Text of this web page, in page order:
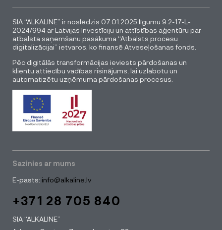
SIA “ALKALINE” ir noslēdzis 07.01.2025 līgumu 9.2-17-L-
2024/994 ar Latvijas Investīciju un attīstības aģentūru par
atbalsta saņemšanu pasākuma “Atbalsts procesu
digitalizācijai” ietvaros, ko finansē Atveseļošanas fonds.
Pēc digitālās transformācijas ieviests pārdošanas un
klientu attiecību vadības risinājums, lai uzlabotu un
automatizētu uzņēmuma pārdošanas procesus.
Sazinies ar mums
E-pasts: info@alkaline.lv
+371 28 705 840
SIA “ALKALINE”